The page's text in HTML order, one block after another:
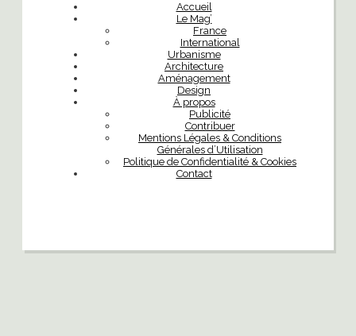
Accueil
Le Mag’
France
International
Urbanisme
Architecture
Aménagement
Design
À propos
Publicité
Contribuer
Mentions Légales & Conditions
Générales d’Utilisation
Politique de Confidentialité & Cookies
Contact